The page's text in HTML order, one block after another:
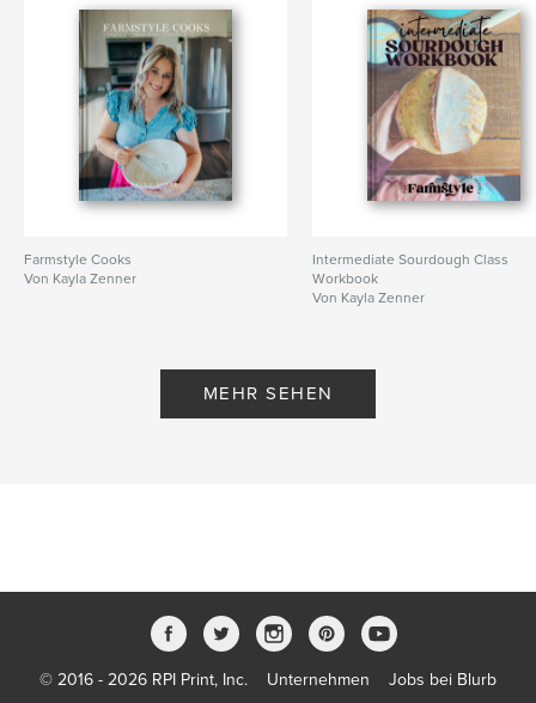
Farmstyle Cooks
Von Kayla Zenner
Intermediate Sourdough Class
Workbook
Von Kayla Zenner
MEHR SEHEN
© 2016 - 2026 RPI Print, Inc. Unternehmen Jobs bei Blurb